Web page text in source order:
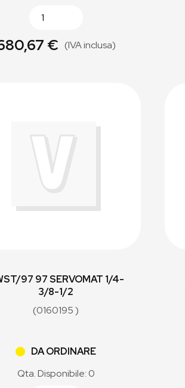
€ (IVA inclusa)
97 97 SERVOMAT 1/4-
3/8-1/2
(0160195 )
DA ORDINARE
Qta. Disponibile: 0